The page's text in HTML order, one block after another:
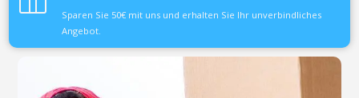
Sparen Sie 50€ mit uns und erhalten Sie Ihr unverbindliches
Angebot.